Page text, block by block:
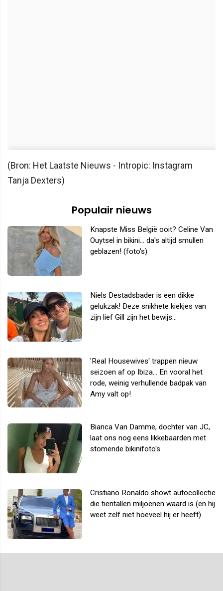
(Bron: Het Laatste Nieuws - Intropic: Instagram
Tanja Dexters)
Populair nieuws
Knapste Miss België ooit? Celine Van
Ouytsel in bikini... da's altijd smullen
geblazen! (foto's)
Niels Destadsbader is een dikke
gelukzak! Deze snikhete kiekjes van
zijn lief Gill zijn het bewijs...
'Real Housewives' trappen nieuw
seizoen af op Ibiza... En vooral het
rode, weinig verhullende badpak van
Amy valt op!
Bianca Van Damme, dochter van JC,
laat ons nog eens likkebaarden met
stomende bikinifoto's
Cristiano Ronaldo showt autocollectie
die tientallen miljoenen waard is (en hij
weet zelf niet hoeveel hij er heeft)